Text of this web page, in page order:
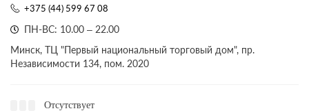
+375 (44) 599 67 08
ПН-ВС: 10.00 – 22.00
Минск, ТЦ "Первый национальный торговый дом", пр.
Независимости 134, пом. 2020
Отсутствует